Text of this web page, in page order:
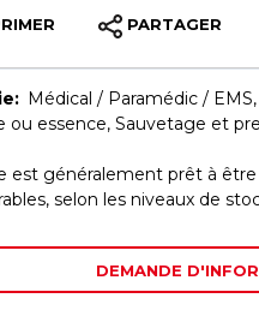
PARTAGER
Médical / Paramédic / EMS,
ou essence,Sauvetage et
est généralement prêt à être
selon les niveaux de
DEMANDE